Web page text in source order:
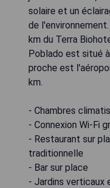
solaire et un
de
km du Terra
Poblado est situé
proche est
km.
- Chambres
- Connexion Wi-Fi
- Restaurant sur
traditionnelle
- Bar sur place
- Jardins verticaux